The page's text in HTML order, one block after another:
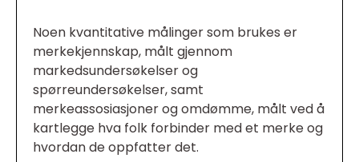
Noen kvantitative målinger som brukes er
merkekjennskap, målt gjennom
markedsundersøkelser og
spørreundersøkelser, samt
merkeassosiasjoner og omdømme, målt ved å
kartlegge hva folk forbinder med et merke og
hvordan de oppfatter det.